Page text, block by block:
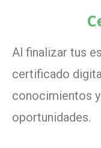
Al finalizar tus
certificado
conocimientos
oportunidades.